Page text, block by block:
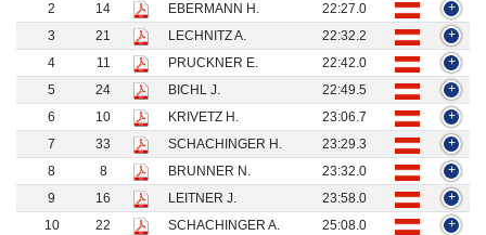
2
14 EBERMANN H. 22:27.0
+
3
21 LECHNITZ A. 22:32.2
+
4
11 PRUCKNER E. 22:42.0
+
5
24 BICHL J. 22:49.5
+
6
10 KRIVETZ H. 23:06.7
+
7
33 SCHACHINGER H. 23:29.3
+
8
8 BRUNNER N. 23:32.0
+
9
16 LEITNER J. 23:58.0
+
10
22 SCHACHINGER A. 25:08.0
+